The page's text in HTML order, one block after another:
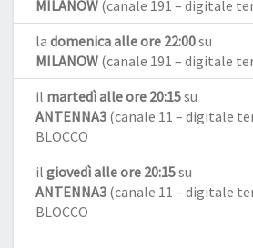
MILANOW (canale 191 – digitale
la domenica alle ore 22:00su
MILANOW (canale 191 – digitale
il martedì alle ore 20:15su
ANTENNA3 (canale 11 – digitale
BLOCCO
il giovedì alle ore 20:15su
ANTENNA3 (canale 11 – digitale
BLOCCO